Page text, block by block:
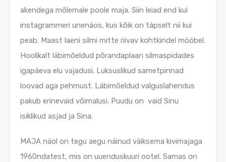
akendega mõlemale poole maja. Siin leiad end kui
instagrammeri unenäos, kus kõik on täpselt nii kui
peab. Maast laeni silmi mitte riivav kohtkindel mööbel.
Hoolikalt läbimõeldud põrandaplaan silmaspidades
igapäeva elu vajadusi. Luksuslikud sametpinnad
loovad aga pehmust. Läbimõeldud valguslahendus
pakub erinevaid võimalusi. Puudu on vaid Sinu
isiklikud asjad ja Sina.
MAJA näol on tegu aegu näinud väiksema kivimajaga
1960ndatest, mis on uuenduskuuri ootel. Samas on